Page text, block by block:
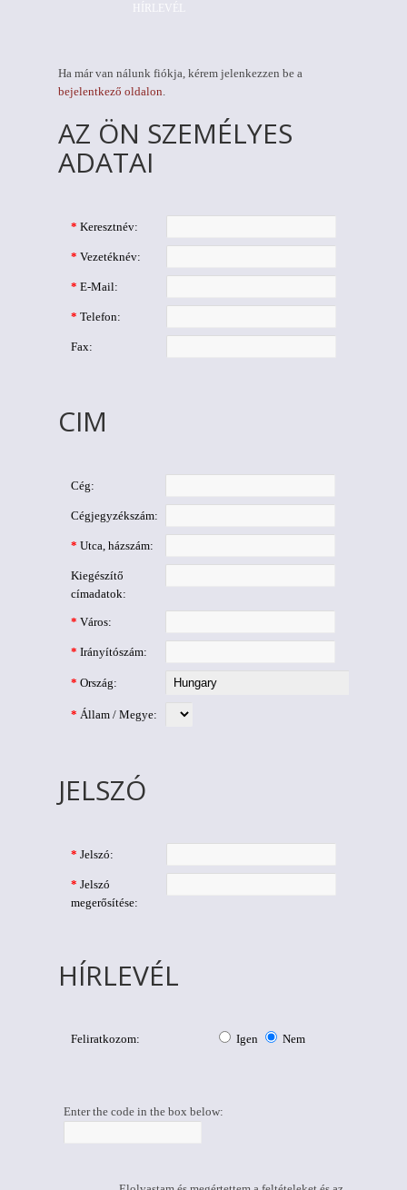
HÍRLEVÉL
Ha már van nálunk fiókja, kérem jelenkezzen be a
bejelentkező oldalon.
AZ ÖN SZEMÉLYES
ADATAI
* Keresztnév:
* Vezetéknév:
* E-Mail:
* Telefon:
Fax:
CIM
Cég:
Cégjegyzékszám:
* Utca, házszám:
Kiegészítő
címadatok:
* Város:
* Irányítószám:
* Ország:
* Állam / Megye:
JELSZÓ
* Jelszó:
* Jelszó
megerősítése:
HÍRLEVÉL
Feliratkozom: Igen Nem
Enter the code in the box below: